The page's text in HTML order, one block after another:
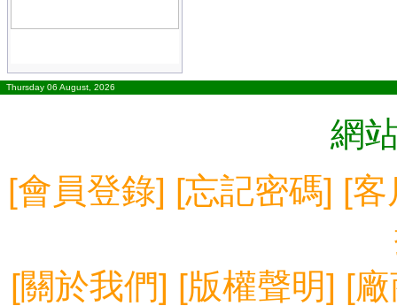
Thursday 06 August, 2026
網
[會員登錄] [忘記密碼] [客
[關於我們] [版權聲明] [